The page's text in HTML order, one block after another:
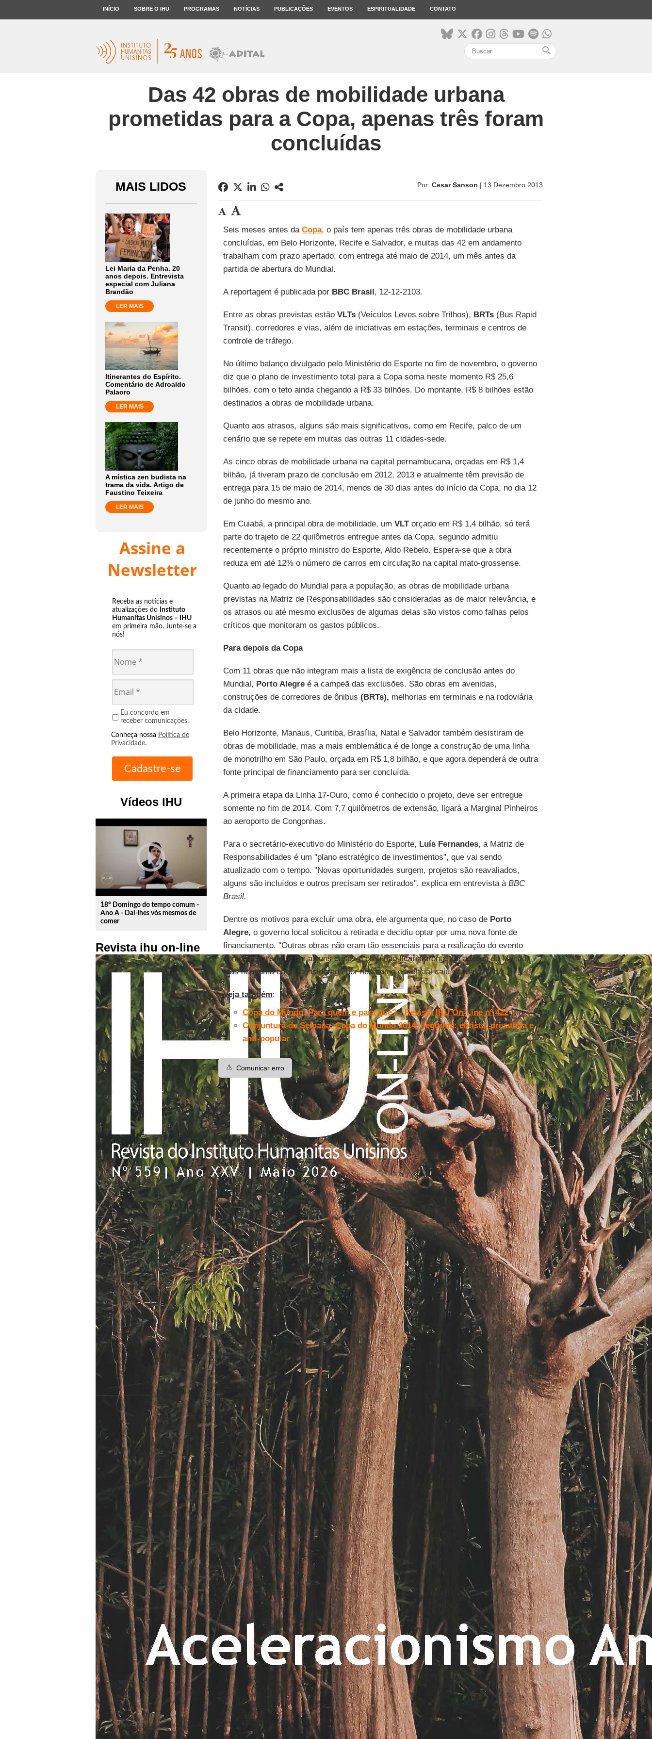
INÍCIO SOBRE O IHU PROGRAMAS NOTÍCIAS PUBLICAÇÕES EVENTOS ESPIRITUALIDADE CONTATO
search
Das 42 obras de mobilidade urbana
prometidas para a Copa, apenas três foram
concluídas
MAIS LIDOS
Lei Maria da Penha. 20
anos depois. Entrevista
especial com Juliana
Brandão
LER MAIS
Itinerantes do Espírito.
Comentário de Adroaldo
Palaoro
LER MAIS
A mística zen budista na
trama da vida. Artigo de
Faustino Teixeira
LER MAIS
Assine a
Newsletter
Receba as notícias e
atualizações do Instituto
Humanitas Unisinos – IHU
em primeira mão. Junte-se a
nós!
Eu concordo em
receber comunicações.
Conheça nossa Política de
Privacidade.
Vídeos IHU
play_circle_outline
18º Domingo do tempo comum -
Ano A - Dai-lhes vós mesmos de
comer
Revista ihu on-line
Por: Cesar Sanson | 13 Dezembro 2013
Seis meses antes da Copa, o país tem apenas três obras de mobilidade urbana
concluídas, em Belo Horizonte, Recife e Salvador, e muitas das 42 em andamento
trabalham com prazo apertado, com entrega até maio de 2014, um mês antes da
partida de abertura do Mundial.
A reportagem é publicada porBBC Brasil, 12-12-2103.
Entre as obras previstas estão VLTs(Veículos Leves sobre Trilhos), BRTs(Bus Rapid
Transit), corredores e vias, além de iniciativas em estações, terminais e centros de
controle de tráfego.
No último balanço divulgado pelo Ministério do Esporte no fim de novembro, o governo
diz que o plano de investimento total para a Copa soma neste momento R$ 25,6
bilhões, com o teto ainda chegando a R$ 33 bilhões. Do montante, R$ 8 bilhões estão
destinados a obras de mobilidade urbana.
Quanto aos atrasos, alguns são mais significativos, como em Recife, palco de um
cenário que se repete em muitas das outras 11 cidades-sede.
As cinco obras de mobilidade urbana na capital pernambucana, orçadas em R$ 1,4
bilhão, já tiveram prazo de conclusão em 2012, 2013 e atualmente têm previsão de
entrega para 15 de maio de 2014, menos de 30 dias antes do início da Copa, no dia 12
de junho do mesmo ano.
Em Cuiabá, a principal obra de mobilidade, um VLTorçado em R$ 1,4 bilhão, só terá
parte do trajeto de 22 quilômetros entregue antes da Copa, segundo admitiu
recentemente o próprio ministro do Esporte, Aldo Rebelo. Espera-se que a obra
reduza em até 12% o número de carros em circulação na capital mato-grossense.
Quanto ao legado do Mundial para a população, as obras de mobilidade urbana
previstas na Matriz de Responsabilidades são consideradas as de maior relevância, e
os atrasos ou até mesmo exclusões de algumas delas são vistos como falhas pelos
críticos que monitoram os gastos públicos.
Para depois da Copa
Com 11 obras que não integram mais a lista de exigência de conclusão antes do
Mundial, Porto Alegreé a campeã das exclusões. São obras em avenidas,
construções de corredores de ônibus (BRTs), melhorias em terminais e na rodoviária
da cidade.
Belo Horizonte, Manaus, Curitiba, Brasília, Natal e Salvador também desistiram de
obras de mobilidade, mas a mais emblemática é de longe a construção de uma linha
de monotrilho em São Paulo, orçada em R$ 1,8 bilhão, e que agora dependerá de outra
fonte principal de financiamento para ser concluída.
A primeira etapa da Linha 17-Ouro, como é conhecido o projeto, deve ser entregue
somente no fim de 2014. Com 7,7 quilômetros de extensão, ligará a Marginal Pinheiros
ao aeroporto de Congonhas.
Para o secretário-executivo do Ministério do Esporte, Luís Fernandes, a Matriz de
Responsabilidades é um "plano estratégico de investimentos", que vai sendo
atualizado com o tempo. "Novas oportunidades surgem, projetos são reavaliados,
alguns são incluídos e outros precisam ser retirados", explica em entrevista à BBC
Brasil.
Dentre os motivos para excluir uma obra, ele argumenta que, no caso de Porto
Alegre, o governo local solicitou a retirada e decidiu optar por uma nova fonte de
financiamento. "Outras obras não eram tão essenciais para a realização do evento
como se pensou, e em alguns casos a obra não ficaria pronta até a Copa do Mundo.
Mas nenhuma obras considerada por nós como essencial caiu da Matriz", diz.
Veja também:
Copa do Mundo. Para quem e para quê? - Revista IHU On-Line nº 422
Conjuntura da Semana. Copa do Mundo 2014, Ilegítima: elitista, privatista e
anti-popular
⚠️ Comunicar erro